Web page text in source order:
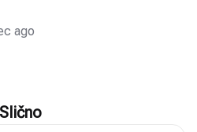
ago
Slično